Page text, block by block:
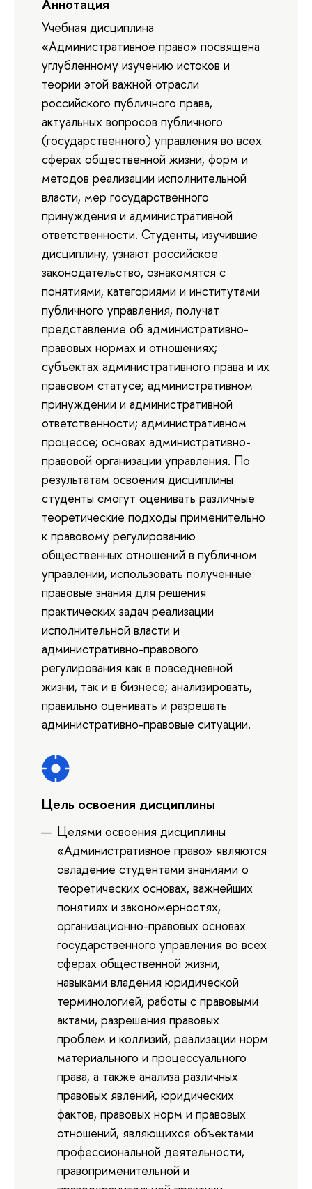
Учебная дисциплина
«Административное право» посвящена
углубленному изучению истоков и
теории этой важной отрасли
российского публичного права,
актуальных вопросов публичного
(государственного) управления во всех
сферах общественной жизни, форм и
методов реализации исполнительной
власти, мер государственного
принуждения и административной
ответственности. Студенты, изучившие
дисциплину, узнают российское
законодательство, ознакомятся с
понятиями, категориями и институтами
публичного управления, получат
представление об административно-
правовых нормах и отношениях;
субъектах административного права и их
правовом статусе; административном
принуждении и административной
ответственности; административном
процессе; основах административно-
правовой организации управления. По
результатам освоения дисциплины
студенты смогут оценивать различные
теоретические подходы применительно
к правовому регулированию
общественных отношений в публичном
управлении, использовать полученные
правовые знания для решения
практических задач реализации
исполнительной власти и
административно-правового
регулирования как в повседневной
жизни, так и в бизнесе; анализировать,
правильно оценивать и разрешать
административно-правовые ситуации.
Цель освоения дисциплины
Целями освоения дисциплины
«Административное право» являются
овладение студентами знаниями о
теоретических основах, важнейших
понятиях и закономерностях,
организационно-правовых основах
государственного управления во всех
сферах общественной жизни,
навыками владения юридической
терминологией, работы с правовыми
актами, разрешения правовых
проблем и коллизий, реализации норм
материального и процессуального
права, а также анализа различных
правовых явлений, юридических
фактов, правовых норм и правовых
отношений, являющихся объектами
профессиональной деятельности,
правоприменительной и